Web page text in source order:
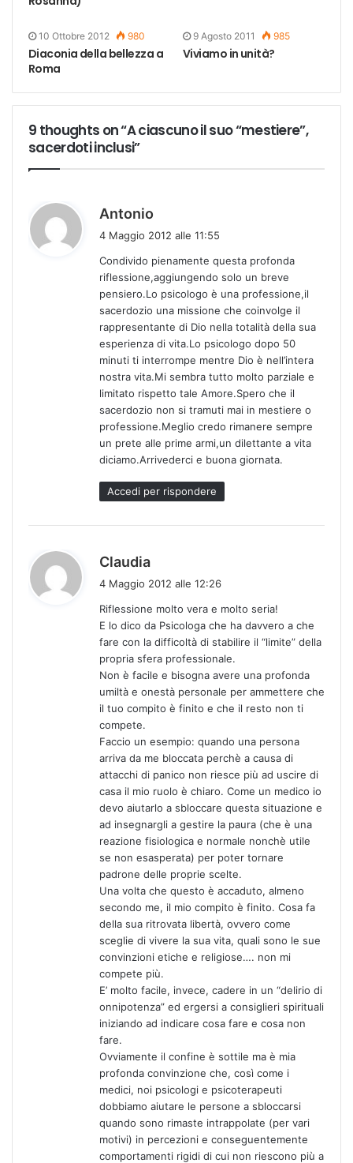
10 Ottobre 2012 980
Diaconia della bellezza a
Roma
9 Agosto 2011 985
Viviamo in unità?
9 thoughts on “A ciascuno il suo “mestiere”,
sacerdoti inclusi”
Antonio
e
t
t
4 Maggio 2012 alle 11:55
Condivido pienamente questa profonda
riflessione,aggiungendo solo un breve
pensiero.Lo psicologo è una professione,il
sacerdozio una missione che coinvolge il
rappresentante di Dio nella totalità della sua
esperienza di vita.Lo psicologo dopo 50
minuti ti interrompe mentre Dio è nell’intera
nostra vita.Mi sembra tutto molto parziale e
limitato rispetto tale Amore.Spero che il
sacerdozio non si tramuti mai in mestiere o
professione.Meglio credo rimanere sempre
un prete alle prime armi,un dilettante a vita
diciamo.Arrivederci e buona giornata.
Accedi per rispondere
Claudia
e
t
t
4 Maggio 2012 alle 12:26
Riflessione molto vera e molto seria!
E lo dico da Psicologa che ha davvero a che
fare con la difficoltà di stabilire il “limite” della
propria sfera professionale.
Non è facile e bisogna avere una profonda
umiltà e onestà personale per ammettere che
il tuo compito è finito e che il resto non ti
compete.
Faccio un esempio: quando una persona
arriva da me bloccata perchè a causa di
attacchi di panico non riesce più ad uscire di
casa il mio ruolo è chiaro. Come un medico io
devo aiutarlo a sbloccare questa situazione e
ad insegnargli a gestire la paura (che è una
reazione fisiologica e normale nonchè utile
se non esasperata) per poter tornare
padrone delle proprie scelte.
Una volta che questo è accaduto, almeno
secondo me, il mio compito è finito. Cosa fa
della sua ritrovata libertà, ovvero come
sceglie di vivere la sua vita, quali sono le sue
convinzioni etiche e religiose…. non mi
compete più.
E’ molto facile, invece, cadere in un “delirio di
onnipotenza” ed ergersi a consiglieri spirituali
iniziando ad indicare cosa fare e cosa non
fare.
Ovviamente il confine è sottile ma è mia
profonda convinzione che, così come i
medici, noi psicologi e psicoterapeuti
dobbiamo aiutare le persone a sbloccarsi
quando sono rimaste intrappolate (per vari
motivi) in percezioni e conseguentemente
comportamenti rigidi di cui non riescono più a